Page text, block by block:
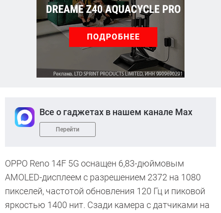
Все о гаджетах в нашем канале Max
Перейти
OPPO Reno 14F 5G оснащен 6,83-дюймовым
AMOLED-дисплеем с разрешением 2372 на 1080
пикселей, частотой обновления 120 Гц и пиковой
яркостью 1400 нит. Сзади камера с датчиками на